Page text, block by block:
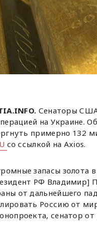
Сенаторы США
на Украине.
примерно 132
со ссылкой на Axios.
запасы золота
РФ Владимир]
от дальнейшего
Россию от
сенатор